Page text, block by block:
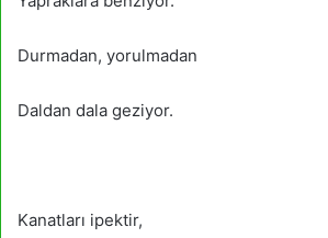
Durmadan, yorulmadan
Daldan dala geziyor.
Kanatları ipektir,